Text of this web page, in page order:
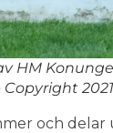
HM
2021
och